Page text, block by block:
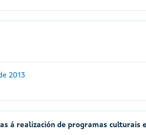
2013
á realización de programas culturais